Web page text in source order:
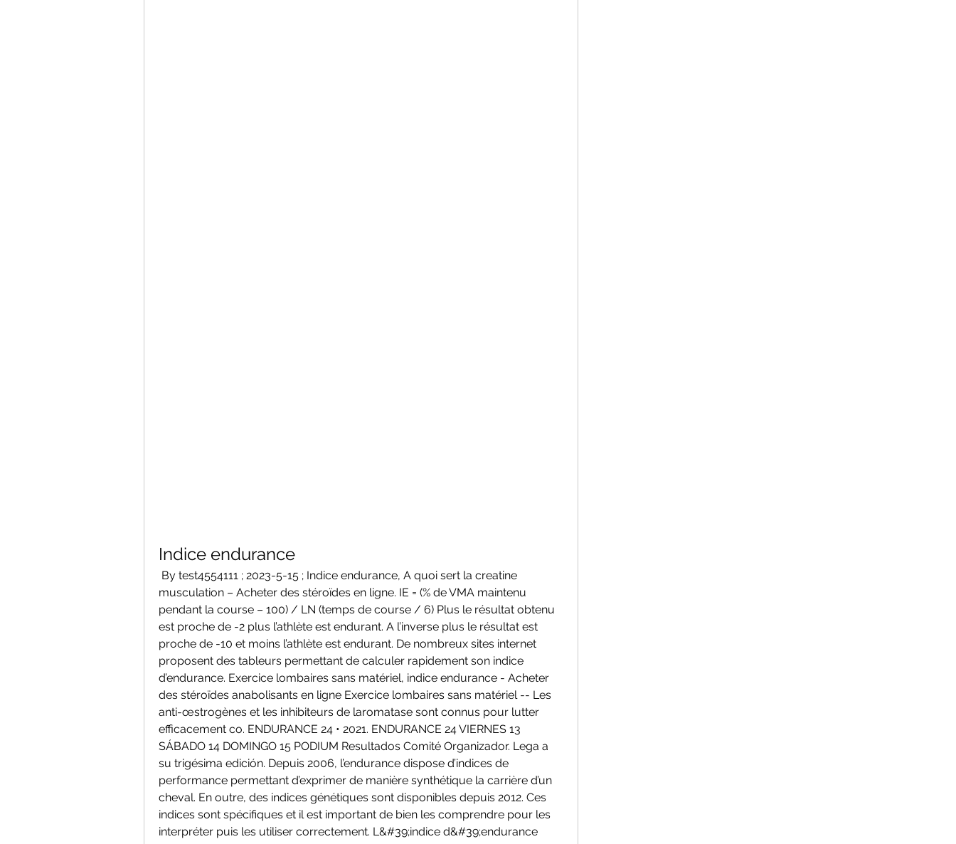
Indice endurance
musculation – Acheter des stéroïdes en ligne. IE = (% de VMA maintenu
pendant la course – 100) / LN (temps de course / 6) Plus le résultat obtenu
est proche de -2 plus l’athlète est endurant. A l’inverse plus le résultat est
proche de -10 et moins l’athlète est endurant. De nombreux sites internet
proposent des tableurs permettant de calculer rapidement son indice
d’endurance. Exercice lombaires sans matériel, indice endurance - Acheter
des stéroïdes anabolisants en ligne Exercice lombaires sans matériel -- Les
anti-œstrogènes et les inhibiteurs de laromatase sont connus pour lutter
efficacement co. ENDURANCE 24 • 2021. ENDURANCE 24 VIERNES 13
SÁBADO 14 DOMINGO 15 PODIUM Resultados Comité Organizador. Lega a
su trigésima edición. Depuis 2006, l’endurance dispose d’indices de
performance permettant d’exprimer de manière synthétique la carrière d’un
cheval. En outre, des indices génétiques sont disponibles depuis 2012. Ces
indices sont spécifiques et il est important de bien les comprendre pour les
interpréter puis les utiliser correctement. L&#39;indice d&#39;endurance